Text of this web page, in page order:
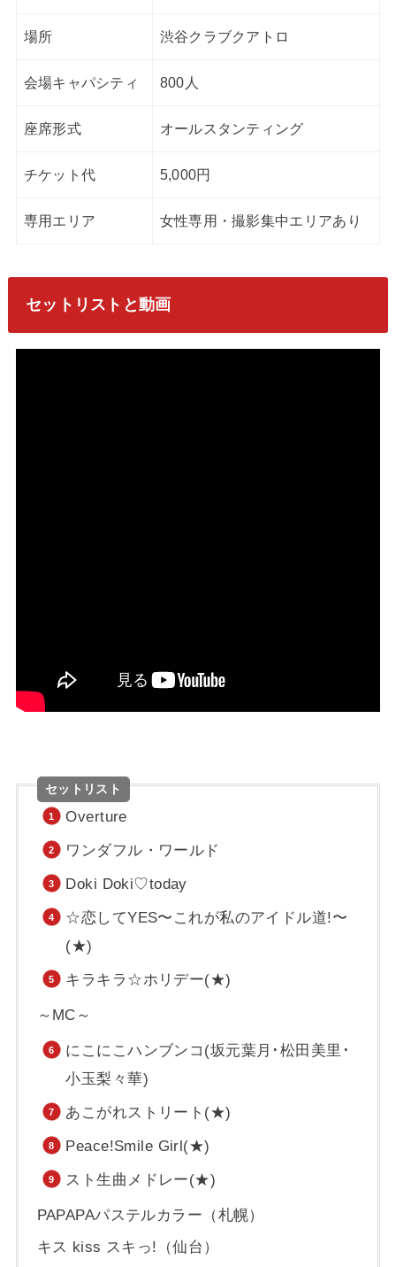
場所 渋谷クラブクアトロ
会場キャパシティ 800人
座席形式 オールスタンティング
チケット代 5,000円
専用エリア 女性専用・撮影集中エリアあり
セットリストと動画
セットリスト
Overture
ワンダフル・ワールド
Doki Doki♡today
☆恋してYES〜これが私のアイドル道!〜
(★)
キラキラ☆ホリデー(★)
～MC～
にこにこハンブンコ(坂元葉月･松田美里･
小玉梨々華)
あこがれストリート(★)
Peace!Smile Girl(★)
スト生曲メドレー(★)
PAPAPAパステルカラー（札幌）
キス kiss スキっ!（仙台）